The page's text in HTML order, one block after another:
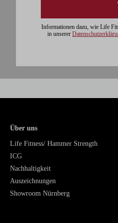
Informationen dazu, wie Life
in unserer
Über uns
Life Fitness/ Hammer Strength
ICG
Nachhaltigkeit
Auszeichnungen
Showroom Nürnberg